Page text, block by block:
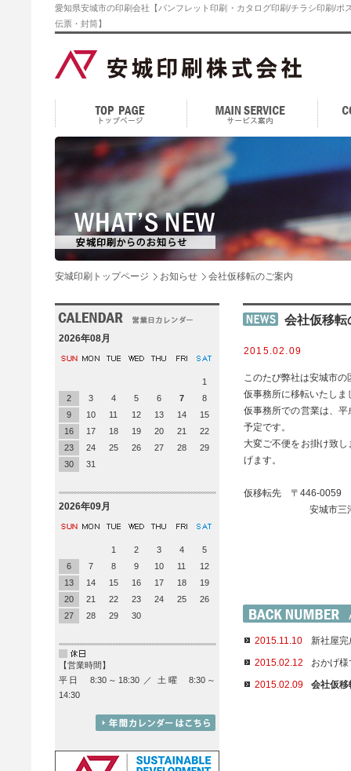
愛知県安城市の印刷会社【パンフレット印刷・カタログ印刷/チラシ印刷/
伝票・封筒】
安城印刷トップページ お知らせ 会社仮移転のご案内
会社仮移転
2015.02.09
このたび弊社は安城市
仮事務所に移転いたしま
仮事務所での営業は、
予定です。
大変ご不便をお掛け致
げます。
仮移転先 〒446-0059
安城市三河安城
2015.11.10
新社屋完
2015.02.12
おかげ
2015.02.09
会社仮移
2026年08月
1
2
3 4 5 6 7
8
9
10 11 12 13 14
15
16
17 18 19 20 21
22
23
24 25 26 27 28
29
30
31
2026年09月
1 2 3 4
5
6
7 8 9 10 11
12
13
14 15 16 17 18
19
20
21 22 23 24 25
26
27
28 29 30
【営業時間】
平日 8:30～18:30 ／ 土曜 8:30～
14:30